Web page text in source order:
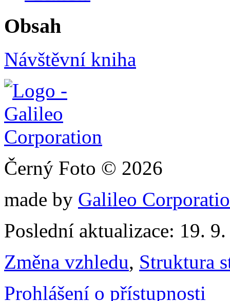
Obsah
Návštěvní kniha
Černý Foto © 2026
made by Galileo
Poslední aktualizace: 19.
Změna vzhledu, Struktura
Prohlášení o přístupnosti